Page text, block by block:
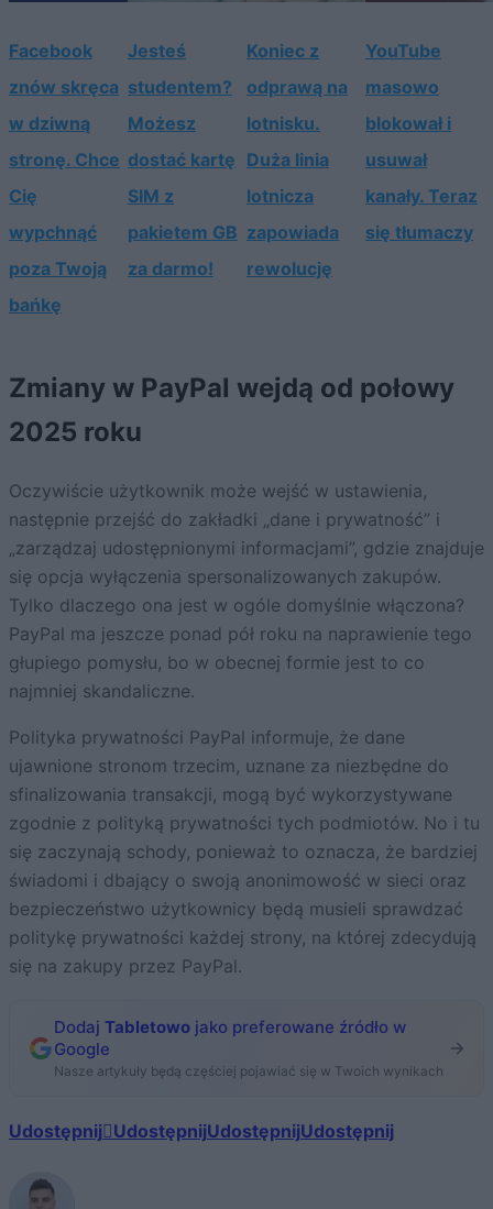
Facebook
znów skręca
w dziwną
stronę. Chce
Cię
wypchnąć
poza Twoją
bańkę
Jesteś
studentem?
Możesz
dostać kartę
SIM z
pakietem GB
za darmo!
Koniec z
odprawą na
lotnisku.
Duża linia
lotnicza
zapowiada
rewolucję
YouTube
masowo
blokował i
usuwał
kanały. Teraz
się tłumaczy
Zmiany w PayPal wejdą od połowy
2025 roku
Oczywiście użytkownik może wejść w ustawienia,
następnie przejść do zakładki „dane i prywatność” i
„zarządzaj udostępnionymi informacjami”, gdzie znajduje
się opcja wyłączenia spersonalizowanych zakupów.
Tylko dlaczego ona jest w ogóle domyślnie włączona?
PayPal ma jeszcze ponad pół roku na naprawienie tego
głupiego pomysłu, bo w obecnej formie jest to co
najmniej skandaliczne.
Polityka prywatności PayPal informuje, że dane
ujawnione stronom trzecim, uznane za niezbędne do
sfinalizowania transakcji, mogą być wykorzystywane
zgodnie z polityką prywatności tych podmiotów. No i tu
się zaczynają schody, ponieważ to oznacza, że bardziej
świadomi i dbający o swoją anonimowość w sieci oraz
bezpieczeństwo użytkownicy będą musieli sprawdzać
politykę prywatności każdej strony, na której zdecydują
się na zakupy przez PayPal.
Dodaj Tabletowo jako preferowane źródło w
Google
Nasze artykuły będą częściej pojawiać się w Twoich wynikach
Udostępnij UdostępnijUdostępnijUdostępnij